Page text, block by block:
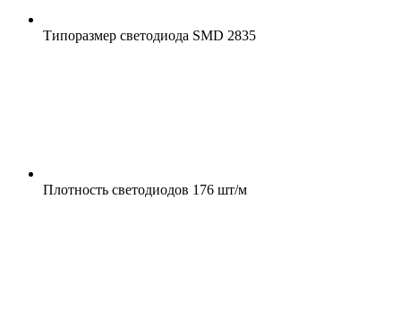
Типоразмер светодиода SMD 2835
Плотность светодиодов 176 шт/м